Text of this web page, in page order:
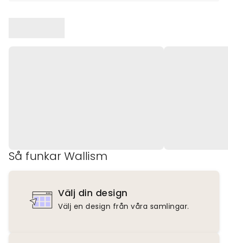
Så funkar Wallism
Välj din design
Välj en design från våra samlingar.